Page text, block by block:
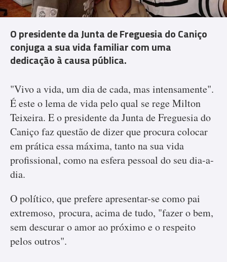
O presidente da Junta de Freguesia do Caniço
conjuga a sua vida familiar com uma
dedicação à causa pública.
"Vivo a vida, um dia de cada, mas intensamente".
É este o lema de vida pelo qual se rege Milton
Teixeira. E o presidente da Junta de Freguesia do
Caniço faz questão de dizer que procura colocar
em prática essa máxima, tanto na sua vida
profissional, como na esfera pessoal do seu dia-a-
dia.
O político, que prefere apresentar-se como pai
extremoso, procura, acima de tudo, "fazer o bem,
sem descurar o amor ao próximo e o respeito
pelos outros".